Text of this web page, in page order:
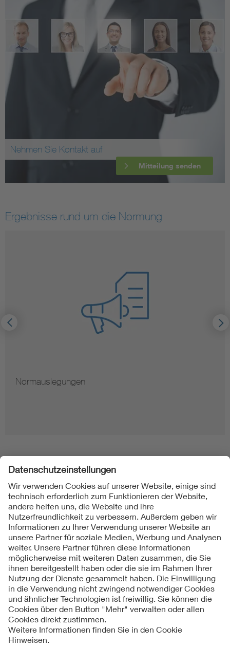
Nehmen Sie Kontakt auf
Mitteilung senden
Ergebnisse rund um die Normung
Normauslegungen
Folgen Sie uns
Kontakt
Impressum
Datenschutzinformationen
Cookie Hinweise